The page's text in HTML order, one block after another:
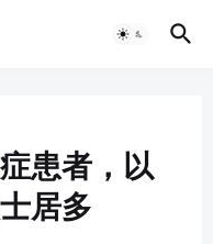
患者，以
居多